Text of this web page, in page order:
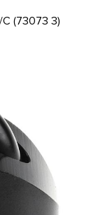
(73073 3)